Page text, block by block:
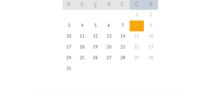
P S Ç P C C P
1
2
3
4 5 6 7 8
9
10
11 12 13 14 15
16
17
18 19 20 21 22
23
24
25 26 27 28 29
30
31